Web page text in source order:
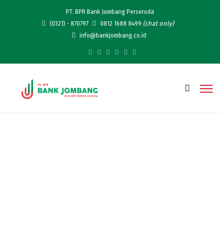
PT. BPR Bank Jombang Perseroda
(0321) - 870797
0812 1688 8499 (chat only)
info@bankjombang.co.id